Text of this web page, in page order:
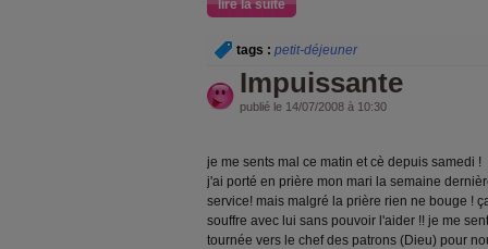
lire la suite
tags : petit-déjeuner
Impuissante
publié le 14/07/2008 à 10:30
je me sents mal ce matin et cè depuis samedi !
j'ai porté en prière mon mari la semaine
service! mais malgré la prière rien ne bouge !
souffre avec lui sans pouvoir l'aider !! je me
tournée vers le chef des patrons (Dieu) pour